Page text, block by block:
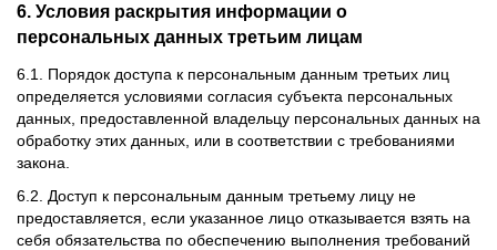
6. Условия раскрытия информации о
персональных данных третьим лицам
6.1. Порядок доступа к персональным данным третьих лиц
определяется условиями согласия субъекта персональных
данных, предоставленной владельцу персональных данных на
обработку этих данных, или в соответствии с требованиями
закона.
6.2. Доступ к персональным данным третьему лицу не
предоставляется, если указанное лицо отказывается взять на
себя обязательства по обеспечению выполнения требований